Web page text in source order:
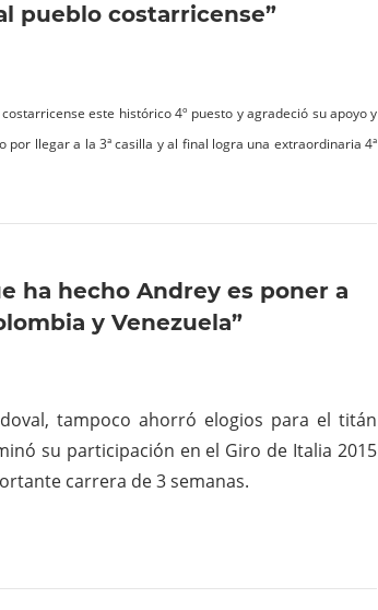
pueblo costarricense”
este histórico 4º puesto y agradeció su apoyo y
llegar a la 3ª casilla y al final logra una extraordinaria 4ª
ha hecho Andrey es poner a
y Venezuela”
tampoco ahorró elogios para el titán
su participación en el Giro de Italia 2015
carrera de 3 semanas.